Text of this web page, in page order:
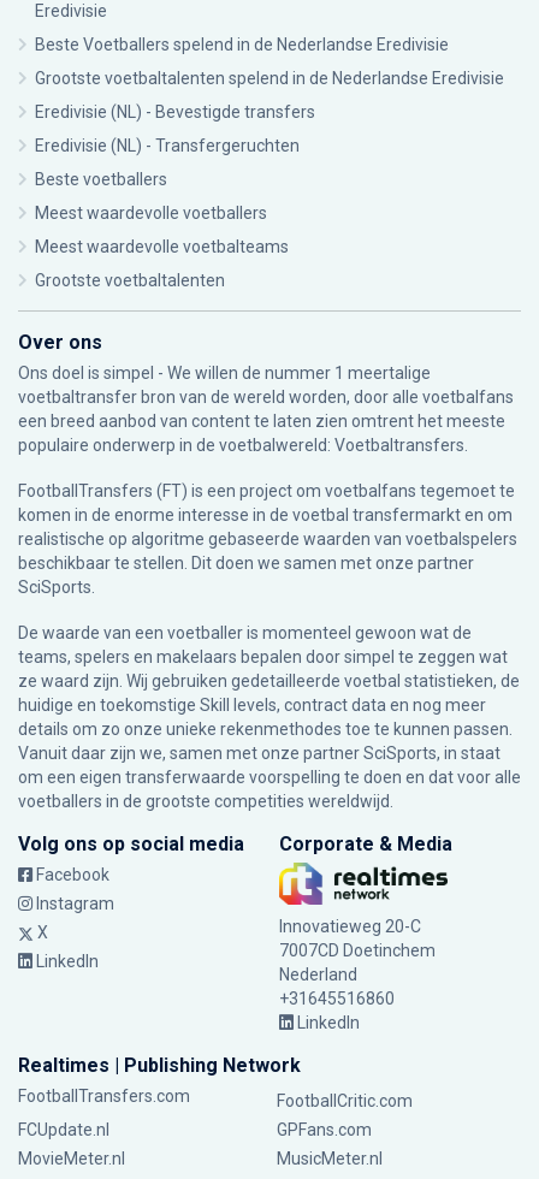
Eredivisie
Beste Voetballers spelend in de Nederlandse Eredivisie
Grootste voetbaltalenten spelend in de Nederlandse Eredivisie
Eredivisie (NL) - Bevestigde transfers
Eredivisie (NL) - Transfergeruchten
Beste voetballers
Meest waardevolle voetballers
Meest waardevolle voetbalteams
Grootste voetbaltalenten
Over ons
Ons doel is simpel - We willen de nummer 1 meertalige
voetbaltransfer bron van de wereld worden, door alle voetbalfans
een breed aanbod van content te laten zien omtrent het meeste
populaire onderwerp in de voetbalwereld: Voetbaltransfers.
FootballTransfers (FT) is een project om voetbalfans tegemoet te
komen in de enorme interesse in de voetbal transfermarkt en om
realistische op algoritme gebaseerde waarden van voetbalspelers
beschikbaar te stellen. Dit doen we samen met onze partner
SciSports
De waarde van een voetballer is momenteel gewoon wat de
teams, spelers en makelaars bepalen door simpel te zeggen wat
ze waard zijn. Wij gebruiken gedetailleerde voetbal statistieken, de
huidige en toekomstige Skill levels, contract data en nog meer
details om zo onze unieke rekenmethodes toe te kunnen passen.
Vanuit daar zijn we, samen met onze partner SciSports, in staat
om een eigen transferwaarde voorspelling te doen en dat voor alle
voetballers in de grootste competities wereldwijd.
Volg ons op social media
Facebook
Instagram
X
LinkedIn
Corporate & Media
Innovatieweg 20-C
7007CD Doetinchem
Nederland
+31645516860
LinkedIn
Realtimes | Publishing Network
FootballTransfers.com
FootballCritic.com
FCUpdate.nl
GPFans.com
MovieMeter.nl
MusicMeter.nl